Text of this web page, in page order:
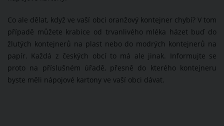
Co ale dělat, když ve vaší obci oranžový kontejner chybí? V tom
případě můžete krabice od trvanlivého mléka házet buď do
žlutých kontejnerů na plast nebo do modrých kontejnerů na
papír. Každá z českých obcí to má ale jinak. Informujte se
proto na příslušném úřadě, přesně do kterého kontejneru
byste měli nápojové kartony ve vaší obci dávat.